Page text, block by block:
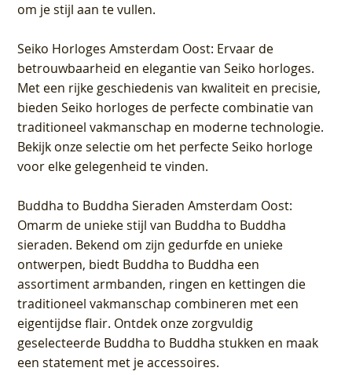
om je stijl aan te vullen.
Seiko Horloges Amsterdam Oost: Ervaar de
betrouwbaarheid en elegantie van Seiko horloges.
Met een rijke geschiedenis van kwaliteit en precisie,
bieden Seiko horloges de perfecte combinatie van
traditioneel vakmanschap en moderne technologie.
Bekijk onze selectie om het perfecte Seiko horloge
voor elke gelegenheid te vinden.
Buddha to Buddha Sieraden Amsterdam Oost:
Omarm de unieke stijl van Buddha to Buddha
sieraden. Bekend om zijn gedurfde en unieke
ontwerpen, biedt Buddha to Buddha een
assortiment armbanden, ringen en kettingen die
traditioneel vakmanschap combineren met een
eigentijdse flair. Ontdek onze zorgvuldig
geselecteerde Buddha to Buddha stukken en maak
een statement met je accessoires.